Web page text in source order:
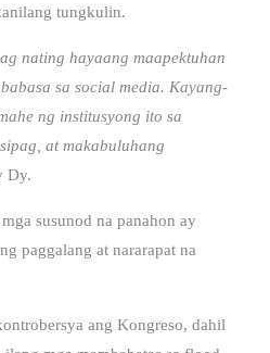
tungkulin.
nating hayaang maapektuhan
sa social media. Kayang-
ng institusyong ito sa
at makabuluhang
Dy.
susunod na panahon ay
paggalang at nararapat na
ang Kongreso, dahil